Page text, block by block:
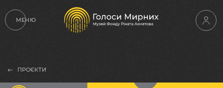
МЕНЮ
ПРОЄКТИ